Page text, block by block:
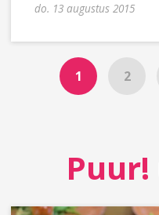
do. 13 augustus 2015
1 2
Puur!